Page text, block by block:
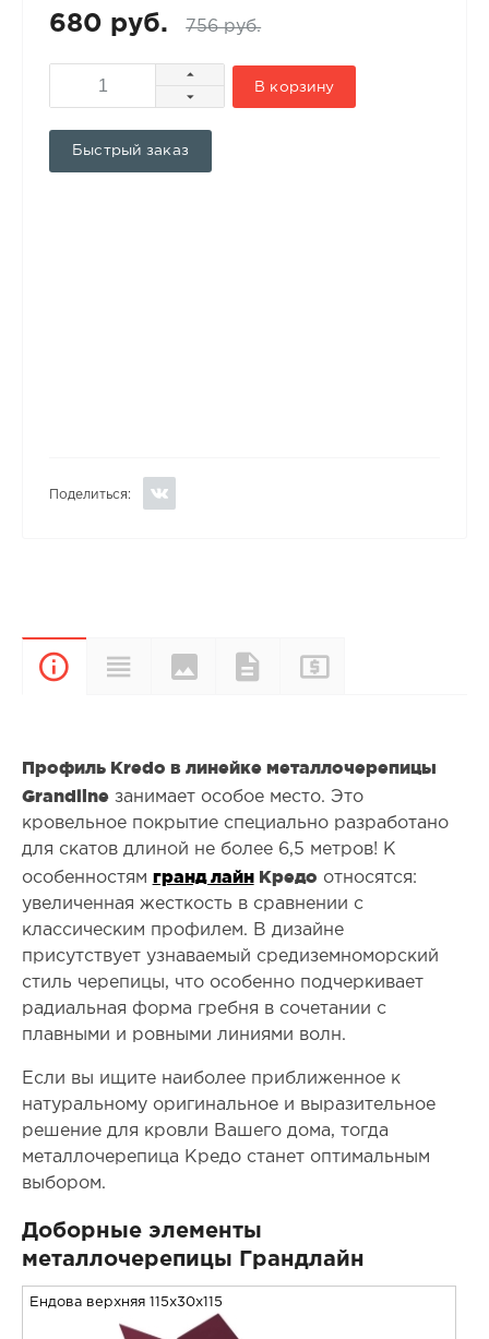
680 руб. 756 руб.
В корзину
Быстрый заказ
Поделиться:
ОписаниеХарактеристики
Цвета и
покрытия
Документы
Профиль Kredo в линейке металлочерепицы
Grandlineзанимает особое место. Это
кровельное покрытие специально разработано
для скатов длиной не более 6,5 метров! К
особенностям гранд лайнКредо относятся:
увеличенная жесткость в сравнении с
классическим профилем. В дизайне
присутствует узнаваемый средиземноморский
стиль черепицы, что особенно подчеркивает
радиальная форма гребня в сочетании с
плавными и ровными линиями волн.
Если вы ищите наиболее приближенное к
натуральному оригинальное и выразительное
решение для кровли Вашего дома, тогда
металлочерепица Кредо станет оптимальным
выбором.
Доборные элементы
металлочерепицы Грандлайн
Ендова верхняя 115x30x115